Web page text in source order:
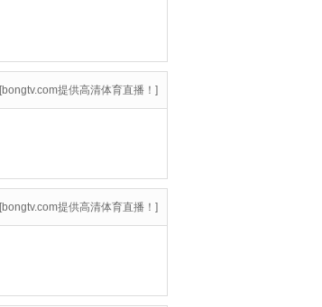
[bongtv.com提供高清体育直播！]
[bongtv.com提供高清体育直播！]